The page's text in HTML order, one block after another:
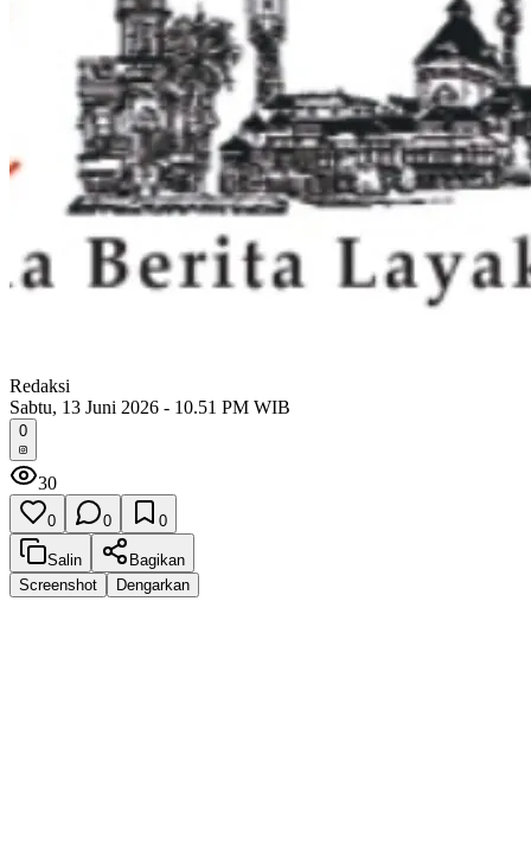
Redaksi
Sabtu, 13 Juni 2026 - 10.51 PM WIB
0
30
0 0 0
Salin
Bagikan
Screenshot
Dengarkan